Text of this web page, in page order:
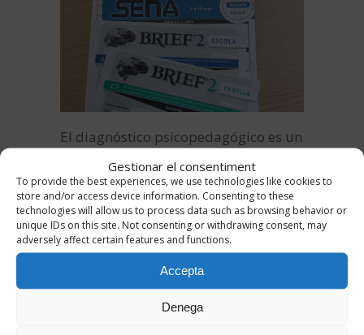
Gestionar el consentiment
To provide the best experiences, we use technologies like cookies to
store and/or access device information. Consenting to these
technologies will allow us to process data such as browsing behavior or
unique IDs on this site. Not consenting or withdrawing consent, may
adversely affect certain features and functions.
Accepta
Denega
El diagnóstico psicopedagógico es un
proceso de evaluación que tiene
como objetivo comprender las
necesidades educativas de un
estudiante. Esta evaluación implica la
observación, la entrevista y el uso de
herramientas y pruebas
psicométricas para identificar los
factores que pueden afectar al